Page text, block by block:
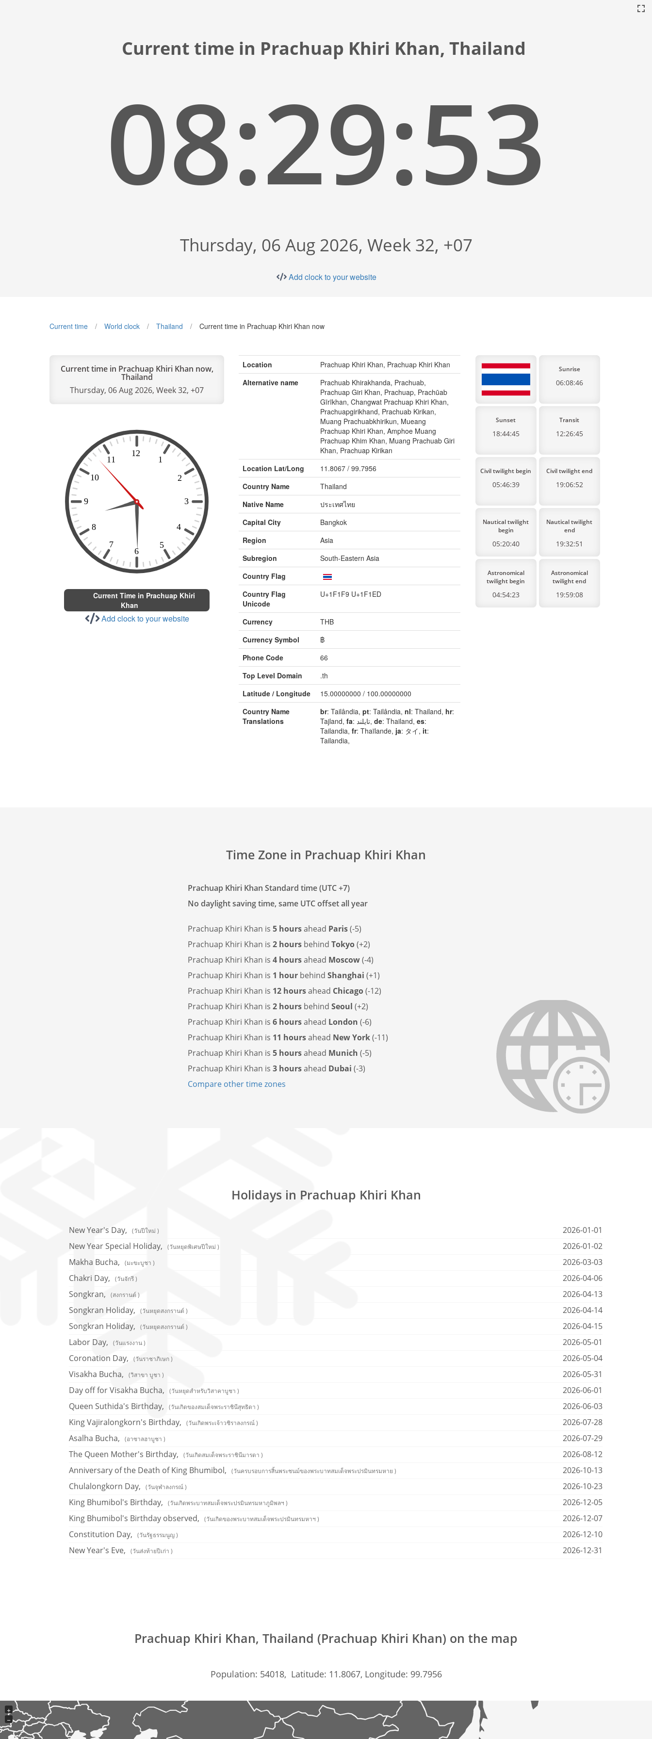
Current time in Prachuap Khiri Khan, Thailand
08:29:54
Thursday, 06 Aug 2026, Week 32, +07
Add clock to your website
Current time World clock Thailand Current time in Prachuap Khiri Khan now
Current time in Prachuap Khiri Khan now,
Thailand
Thursday, 06 Aug 2026, Week 32, +07
Current Time in Prachuap Khiri
Khan
Add clock to your website
Location
Prachuap Khiri Khan, Prachuap Khiri Khan
Alternative name
Prachuab Khirakhanda, Prachuab,
Prachuap Giri Khan, Prachuap, Prachūab
Gīrīkhan, Changwat Prachuap Khiri Khan,
Prachuapgirikhand, Prachuab Kirikan,
Muang Prachuabkhirikun, Mueang
Prachuap Khiri Khan, Amphoe Muang
Prachuap Khim Khan, Muang Prachuab Giri
Khan, Prachuap Kirikan
Location Lat/Long
11.8067 / 99.7956
Country Name
Thailand
Native Name
ประเทศไทย
Capital City
Bangkok
Region
Asia
Subregion
South-Eastern Asia
Country Flag
Country Flag
Unicode
U+1F1F9 U+1F1ED
Currency
THB
Currency Symbol
฿
Phone Code
66
Top Level Domain
.th
Latitude / Longitude
15.00000000 / 100.00000000
Country Name
Translations
br: Tailândia, pt: Tailândia, nl: Thailand, hr:
Tajland, fa : تایلند, de: Thailand, es:
Tailandia, fr: Thaïlande, ja: タイ, it:
Tailandia,
Sunrise
06:08:46
Sunset
18:44:45
Transit
12:26:45
Civil twilight begin
05:46:39
Civil twilight end
19:06:52
Nautical twilight
begin
05:20:40
Nautical twilight
end
19:32:51
Astronomical
twilight begin
04:54:23
Astronomical
twilight end
19:59:08
Time Zone in Prachuap Khiri Khan
Prachuap Khiri Khan Standard time (UTC +7)
No daylight saving time, same UTC offset all year
Prachuap Khiri Khan is 5 hoursahead Paris(-5)
Prachuap Khiri Khan is 2 hours behind Tokyo(+2)
Prachuap Khiri Khan is 4 hoursahead Moscow(-4)
Prachuap Khiri Khan is 1 hour behind Shanghai (+1)
Prachuap Khiri Khan is 12 hoursahead Chicago(-12)
Prachuap Khiri Khan is 2 hours behind Seoul (+2)
Prachuap Khiri Khan is 6 hoursahead London (-6)
Prachuap Khiri Khan is 11 hoursahead New York(-11)
Prachuap Khiri Khan is 5 hoursahead Munich (-5)
Prachuap Khiri Khan is 3 hoursahead Dubai (-3)
Compare other time zones
Holidays in Prachuap Khiri Khan
New Year's Day, (วันปีใหม่ )
2026-01-01
New Year Special Holiday,
(วันหยุดพิเศษปีใหม่ )
2026-01-02
Makha Bucha,
(มะขะบูชา )
2026-03-03
Chakri Day,
(วันจักรี )
2026-04-06
Songkran,
(สงกรานต์ )
2026-04-13
Songkran Holiday,
(วันหยุดสงกรานต์ )
2026-04-14
Songkran Holiday,
(วันหยุดสงกรานต์ )
2026-04-15
Labor Day,
(วันแรงงาน )
2026-05-01
Coronation Day,
(วันราชาภิเษก )
2026-05-04
Visakha Bucha,
(วิสาขา บูชา )
2026-05-31
Day off for Visakha Bucha,
(วันหยุดสำหรับวิสาคาบูชา )
2026-06-01
Queen Suthida's Birthday,
(วันเกิดของสมเด็จพระราชินีสุทธิดา )
2026-06-03
King Vajiralongkorn's Birthday,
(วันเกิดพระเจ้าวชิราลงกรณ์ )
2026-07-28
Asalha Bucha,
(อาซาลฮาบูชา )
2026-07-29
The Queen Mother's Birthday,
(วันเกิดสมเด็จพระราชินีมารดา )
2026-08-12
Anniversary of the Death of King Bhumibol,
(วันครบรอบการสิ้นพระชนม์ของพระบาทสมเด็จพระปรมินทรมหาย )
2026-10-13
Chulalongkorn Day,
(วันจุฬาลงกรณ์ )
2026-10-23
King Bhumibol's Birthday,
(วันเกิดพระบาทสมเด็จพระปรมินทรมหาภูมิพลฯ )
2026-12-05
King Bhumibol's Birthday observed,
(วันเกิดของพระบาทสมเด็จพระปรมินทรมหาฯ )
2026-12-07
Constitution Day,
(วันรัฐธรรมนูญ )
2026-12-10
New Year's Eve,
(วันส่งท้ายปีเก่า ) 2026-12-31
Prachuap Khiri Khan, Thailand (Prachuap Khiri Khan) on the map
Population: 54018, Latitude: 11.8067, Longitude: 99.7956
+
−